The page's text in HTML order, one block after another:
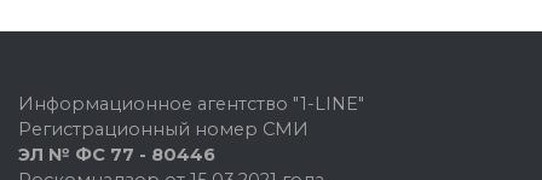
Информационное агентство "1-LINE"
Регистрационный номер СМИ
ЭЛ № ФС 77 - 80446